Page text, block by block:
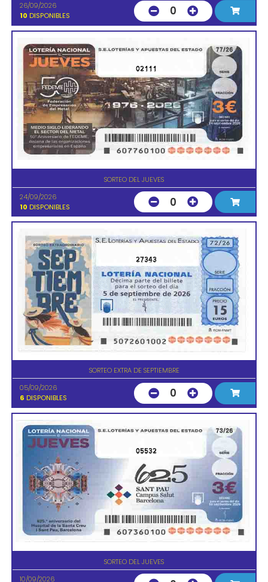
26/09/2026
10 DISPONIBLES 0
02111
SORTEO DEL JUEVES
24/09/2026
10 DISPONIBLES 0
27343
SORTEO EXTRA DE SEPTIEMBRE
05/09/2026
6 DISPONIBLES 0
05532
SORTEO DEL JUEVES
10/09/2026